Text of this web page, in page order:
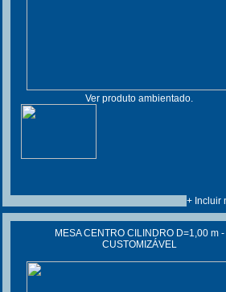
Ver produto ambientado.
+ Incluir
MESA CENTRO CILINDRO D=1,00 m -
CUSTOMIZÁVEL